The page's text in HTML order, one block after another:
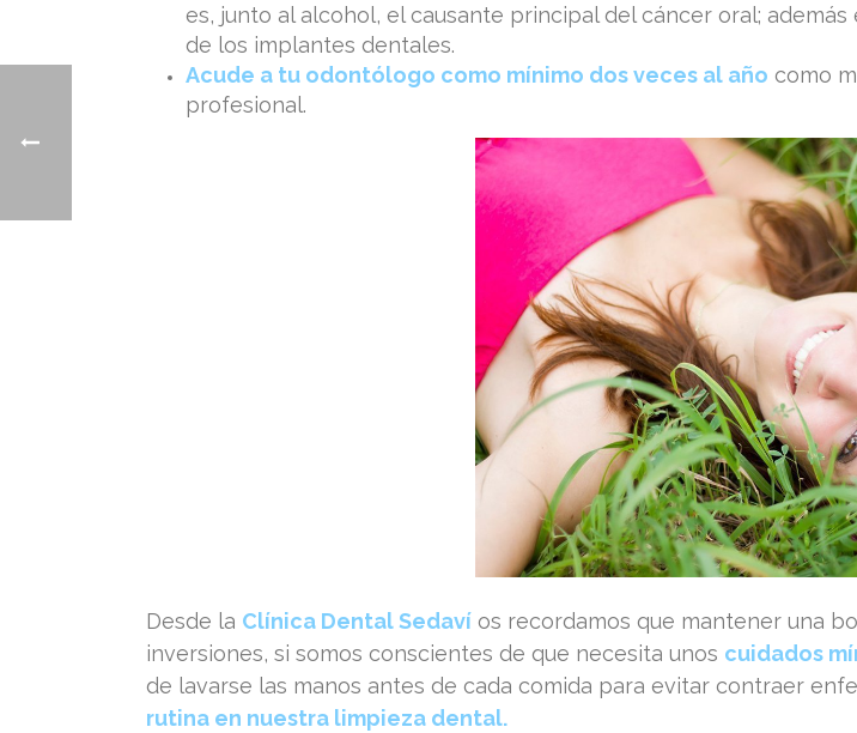
es, junto al alcohol, el causante principal del cáncer oral;
de los implantes dentales.
Acude a tu odontólogo como mínimo dos veces al año como
profesional.
Desde la Clínica Dental Sedaví os recordamos que mantener una
inversiones, si somos conscientes de que necesita unos cuidados
de lavarse las manos antes de cada comida para evitar contraer
rutina en nuestra limpieza dental.